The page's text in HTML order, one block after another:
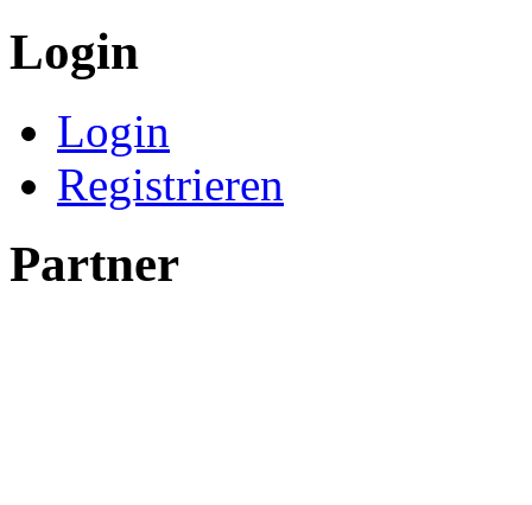
Login
Login
Registrieren
Partner